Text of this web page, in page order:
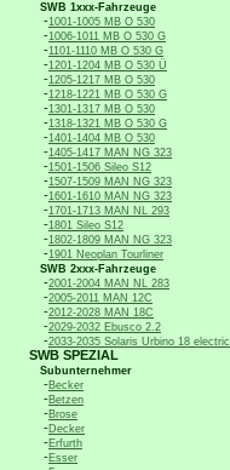
SWB 1xxx-Fahrzeuge
-1001-1005 MB O 530
-1006-1011 MB O 530 G
-1101-1110 MB O 530 G
-1201-1204 MB O 530 Ü
-1205-1217 MB O 530
-1218-1221 MB O 530 G
-1301-1317 MB O 530
-1318-1321 MB O 530 G
-1401-1404 MB O 530
-1405-1417 MAN NG 323
-1501-1506 Sileo S12
-1507-1509 MAN NG 323
-1601-1610 MAN NG 323
-1701-1713 MAN NL 293
-1801 Sileo S12
-1802-1809 MAN NG 323
-1901 Neoplan Tourliner
SWB 2xxx-Fahrzeuge
-2001-2004 MAN NL 283
-2005-2011 MAN 12C
-2012-2028 MAN 18C
-2029-2032 Ebusco 2.2
-2033-2035 Solaris Urbino 18 electric
SWB SPEZIAL
Subunternehmer
-Becker
-Betzen
-Brose
-Decker
-Erfurth
-Esser